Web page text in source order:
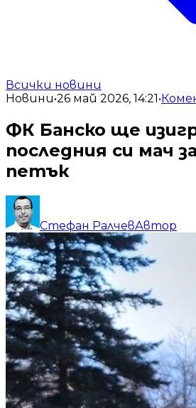
Всички новини
Новини•26 май 2026, 14:21•
ФК Банско ще
последния си мач
петък
Стефан РалчевАвтор